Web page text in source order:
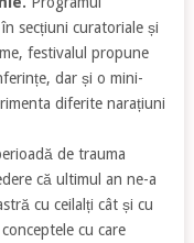
secțiuni curatoriale și
festivalul propune
dar și o mini-
diferite narațiuni
de trauma
că ultimul an ne-a
cu ceilalți cât și cu
cu care